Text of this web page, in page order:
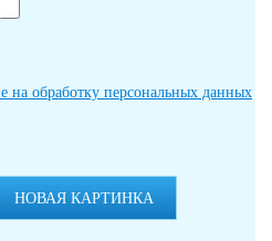
на обработку персональных данных
НОВАЯ КАРТИНКА